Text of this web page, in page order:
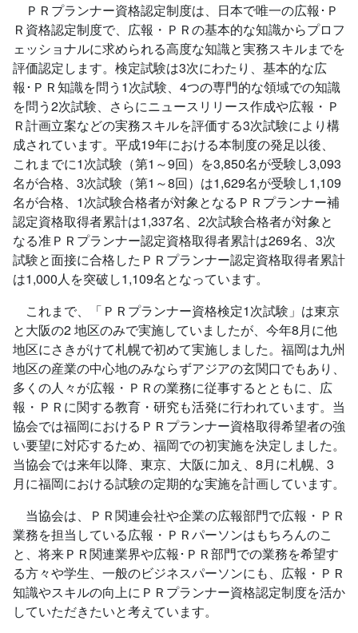
ＰＲプランナー資格認定制度は、日本で唯一の広報･Ｐ
Ｒ資格認定制度で、広報・ＰＲの基本的な知識からプロフ
ェッショナルに求められる高度な知識と実務スキルまでを
評価認定します。検定試験は3次にわたり、基本的な広
報･ＰＲ知識を問う1次試験、4つの専門的な領域での知識
を問う2次試験、さらにニュースリリース作成や広報・Ｐ
Ｒ計画立案などの実務スキルを評価する3次試験により構
成されています。平成19年における本制度の発足以後、
これまでに1次試験（第1～9回）を3,850名が受験し3,093
名が合格、3次試験（第1～8回）は1,629名が受験し1,109
名が合格、1次試験合格者が対象となるＰＲプランナー補
認定資格取得者累計は1,337名、2次試験合格者が対象と
なる准ＰＲプランナー認定資格取得者累計は269名、3次
試験と面接に合格したＰＲプランナー認定資格取得者累計
は1,000人を突破し1,109名となっています。
これまで、「ＰＲプランナー資格検定1次試験」は東京
と大阪の2 地区のみで実施していましたが、今年8月に他
地区にさきがけて札幌で初めて実施しました。福岡は九州
地区の産業の中心地のみならずアジアの玄関口でもあり、
多くの人々が広報・ＰＲの業務に従事するとともに、広
報・ＰＲに関する教育・研究も活発に行われています。当
協会では福岡におけるＰＲプランナー資格取得希望者の強
い要望に対応するため、福岡での初実施を決定しました。
当協会では来年以降、東京、大阪に加え、8月に札幌、3
月に福岡における試験の定期的な実施を計画しています。
当協会は、ＰＲ関連会社や企業の広報部門で広報・ＰＲ
業務を担当している広報・ＰＲパーソンはもちろんのこ
と、将来ＰＲ関連業界や広報･ＰＲ部門での業務を希望す
る方々や学生、一般のビジネスパーソンにも、広報・ＰＲ
知識やスキルの向上にＰＲプランナー資格認定制度を活か
していただきたいと考えています。